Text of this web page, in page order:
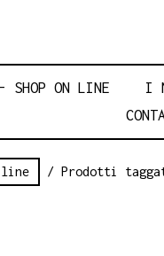
SHOP ON LINE I
line / Prodotti